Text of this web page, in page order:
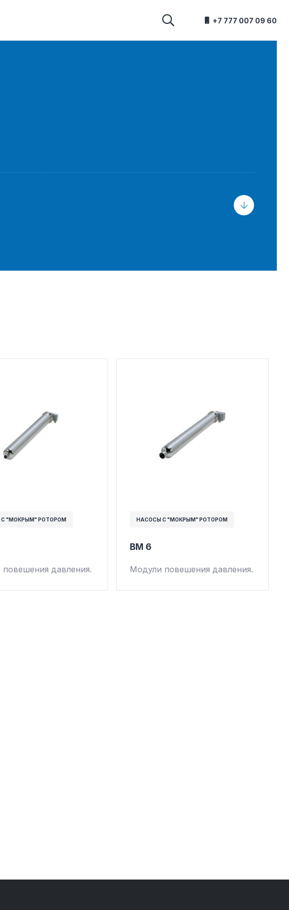
+7 777 007 09 60
С "МОКРЫМ" РОТОРОМ
давления.
НАСОСЫ С "МОКРЫМ" РОТОРОМ
BM 6
Модули повешения давления.